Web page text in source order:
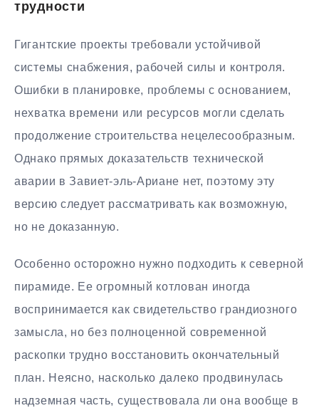
трудности
Гигантские проекты требовали устойчивой
системы снабжения, рабочей силы и контроля.
Ошибки в планировке, проблемы с основанием,
нехватка времени или ресурсов могли сделать
продолжение строительства нецелесообразным.
Однако прямых доказательств технической
аварии в Завиет-эль-Ариане нет, поэтому эту
версию следует рассматривать как возможную,
но не доказанную.
Особенно осторожно нужно подходить к северной
пирамиде. Ее огромный котлован иногда
воспринимается как свидетельство грандиозного
замысла, но без полноценной современной
раскопки трудно восстановить окончательный
план. Неясно, насколько далеко продвинулась
надземная часть, существовала ли она вообще в